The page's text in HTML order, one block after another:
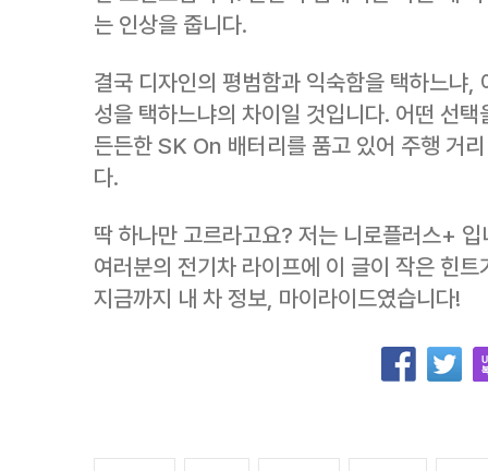
는 인상을 줍니다.
결국 디자인의 평범함과 익숙함을 택하느냐,
성을 택하느냐의 차이일 것입니다. 어떤 선
든든한 SK On 배터리를 품고 있어 주행 거
다.
딱 하나만 고르라고요? 저는 니로플러스+ 입
여러분의 전기차 라이프에 이 글이 작은 힌
지금까지 내 차 정보, 마이라이드였습니다!